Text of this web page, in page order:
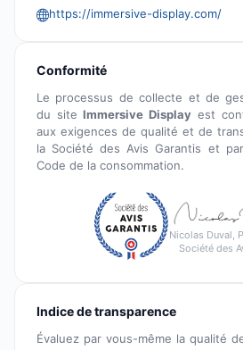
https://immersive-display.com/
Conformité
Le processus de collecte et de
du siteImmersive Display est
aux exigences de qualité et de
la Société des Avis Garantis et
Code de la consommation.
Nicolas Duval,
Société des
Indice de transparence
Évaluez par vous-même la qualité